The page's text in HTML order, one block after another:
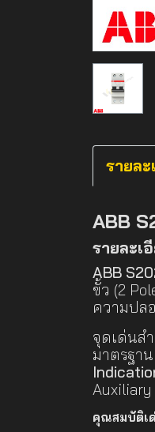
รายล
ABB
รายละเ
ABB
ขั้ว (2
ความปล
จุดเด่นส
มาตรฐา
Auxiliary
คุณสมบัติเ